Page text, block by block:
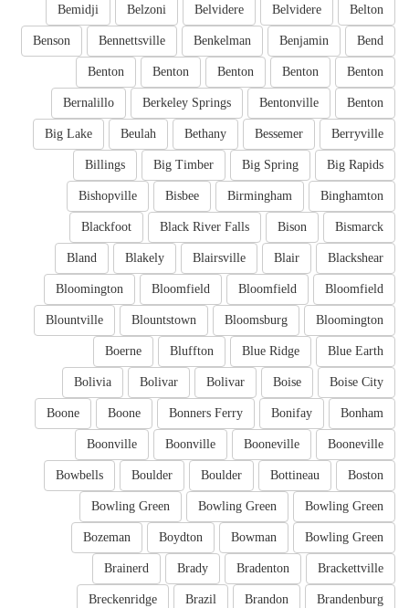
Belton
Belvidere
Belvidere
Belzoni
Bemidji
Bend
Benjamin
Benkelman
Bennettsville
Benson
Benton
Benton
Benton
Benton
Benton
Benton
Bentonville
Berkeley Springs
Bernalillo
Berryville
Bessemer
Bethany
Beulah
Big Lake
Big Rapids
Big Spring
Big Timber
Billings
Binghamton
Birmingham
Bisbee
Bishopville
Bismarck
Bison
Black River Falls
Blackfoot
Blackshear
Blair
Blairsville
Blakely
Bland
Bloomfield
Bloomfield
Bloomfield
Bloomington
Bloomington
Bloomsburg
Blountstown
Blountville
Blue Earth
Blue Ridge
Bluffton
Boerne
Boise City
Boise
Bolivar
Bolivar
Bolivia
Bonham
Bonifay
Bonners Ferry
Boone
Boone
Booneville
Booneville
Boonville
Boonville
Boston
Bottineau
Boulder
Boulder
Bowbells
Bowling Green
Bowling Green
Bowling Green
Bowling Green
Bowman
Boydton
Bozeman
Brackettville
Bradenton
Brady
Brainerd
Brandenburg
Brandon
Brazil
Breckenridge